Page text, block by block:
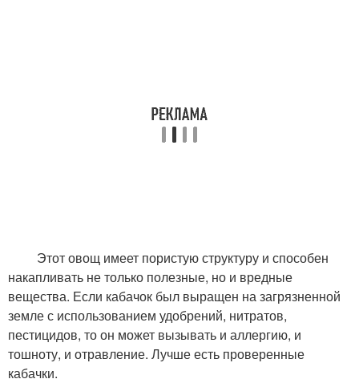
Этот овощ имеет пористую структуру и способен
накапливать не только полезные, но и вредные
вещества. Если кабачок был выращен на загрязненной
земле с использованием удобрений, нитратов,
пестицидов, то он может вызывать и аллергию, и
тошноту, и отравление. Лучше есть проверенные
кабачки.